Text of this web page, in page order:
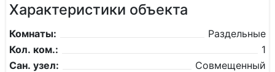
Характеристики объекта
Комнаты:
Раздельные
Кол. ком.:
1
Сан. узел:
Совмещенный